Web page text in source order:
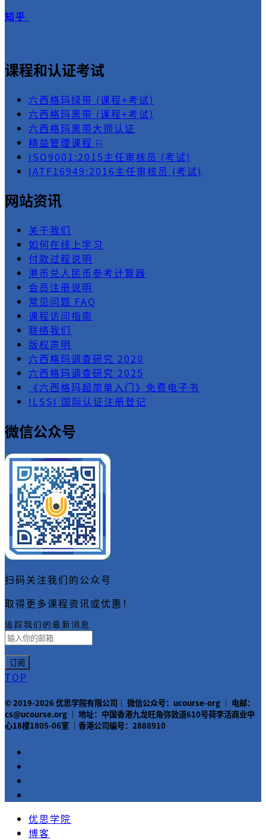
知乎
课程和认证考试
六西格玛绿带 (课程+考试)
六西格玛黑带 (课程+考试)
六西格玛黑带大师认证
精益管理课程 ⍇
ISO9001:2015主任审核员 (考试)
IATF16949:2016主任审核员 (考试)
网站资讯
关于我们
如何在线上学习
付款过程说明
港币兑人民币参考计算器
会员注册说明
常见问题 FAQ
课程访问指南
联络我们
版权声明
六西格玛调查研究 2020
六西格玛调查研究 2025
《六西格玛超简单入门》免费电子书
ILSSI 国际认证注册登记
微信公众号
扫码关注我们的公众号
取得更多课程资讯或优惠！
追踪我们的最新消息
TOP
© 2019-2026 优思学院有限公司｜ 微信公众号：ucourse-org ｜ 电邮：
cs@ucourse.org ｜ 地址：中国香港九龙旺角弥敦道610号荷李活商业中
心18楼1805-06室 ｜香港公司编号：2888910
优思学院
博客